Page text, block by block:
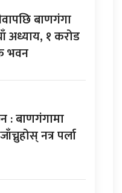
बाणगंगा
अध्याय, १ करोड
भवन
: बाणगंगामा
नत्र पर्ला